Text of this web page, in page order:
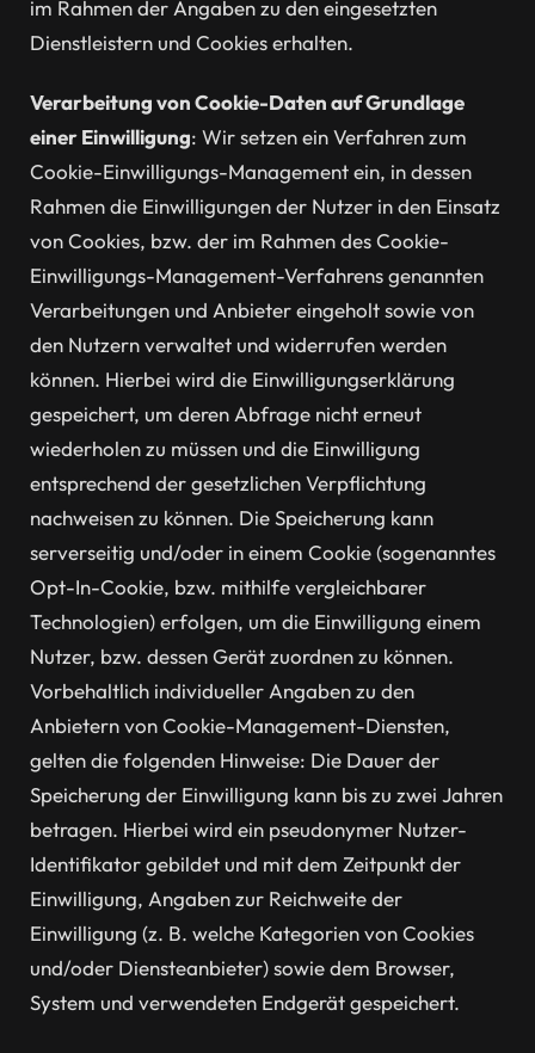
im Rahmen der Angaben zu den eingesetzten
Dienstleistern und Cookies erhalten.
Verarbeitung von Cookie-Daten auf Grundlage
einer Einwilligung: Wir setzen ein Verfahren zum
Cookie-Einwilligungs-Management ein, in dessen
Rahmen die Einwilligungen der Nutzer in den Einsatz
von Cookies, bzw. der im Rahmen des Cookie-
Einwilligungs-Management-Verfahrens genannten
Verarbeitungen und Anbieter eingeholt sowie von
den Nutzern verwaltet und widerrufen werden
können. Hierbei wird die Einwilligungserklärung
gespeichert, um deren Abfrage nicht erneut
wiederholen zu müssen und die Einwilligung
entsprechend der gesetzlichen Verpflichtung
nachweisen zu können. Die Speicherung kann
serverseitig und/oder in einem Cookie (sogenanntes
Opt-In-Cookie, bzw. mithilfe vergleichbarer
Technologien) erfolgen, um die Einwilligung einem
Nutzer, bzw. dessen Gerät zuordnen zu können.
Vorbehaltlich individueller Angaben zu den
Anbietern von Cookie-Management-Diensten,
gelten die folgenden Hinweise: Die Dauer der
Speicherung der Einwilligung kann bis zu zwei Jahren
betragen. Hierbei wird ein pseudonymer Nutzer-
Identifikator gebildet und mit dem Zeitpunkt der
Einwilligung, Angaben zur Reichweite der
Einwilligung (z. B. welche Kategorien von Cookies
und/oder Diensteanbieter) sowie dem Browser,
System und verwendeten Endgerät gespeichert.